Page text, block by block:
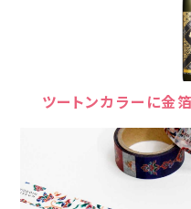
ツートンカラーに金